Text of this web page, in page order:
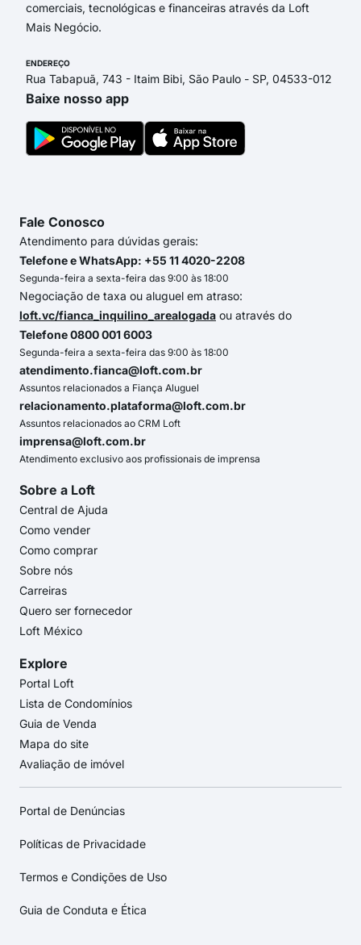
comerciais, tecnológicas e financeiras através da Loft
Mais Negócio.
ENDEREÇO
Rua Tabapuã, 743 - Itaim Bibi, São Paulo - SP, 04533-012
Baixe nosso app
Fale Conosco
Atendimento para dúvidas gerais:
Telefone e WhatsApp: +55 11 4020-2208
Segunda-feira a sexta-feira das 9:00 às 18:00
Negociação de taxa ou aluguel em atraso:
loft.vc/fianca_inquilino_arealogada ou através do
Telefone 0800 001 6003
Segunda-feira a sexta-feira das 9:00 às 18:00
atendimento.fianca@loft.com.br
Assuntos relacionados a Fiança Aluguel
relacionamento.plataforma@loft.com.br
Assuntos relacionados ao CRM Loft
imprensa@loft.com.br
Atendimento exclusivo aos profissionais de imprensa
Sobre a Loft
Central de Ajuda
Como vender
Como comprar
Sobre nós
Carreiras
Quero ser fornecedor
Loft México
Explore
Portal Loft
Lista de Condomínios
Guia de Venda
Mapa do site
Avaliação de imóvel
Portal de Denúncias
Políticas de Privacidade
Termos e Condições de Uso
Guia de Conduta e Ética